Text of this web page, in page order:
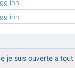
inn
inn
je suis ouverte a tout